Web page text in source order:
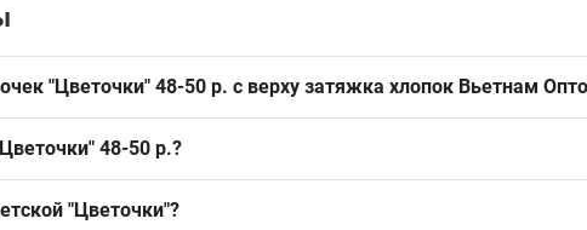
"Цветочки" 48-50 р. с верху затяжка хлопок Вьетнам
торговой точке.48-50 р.?
"Цветочки"?